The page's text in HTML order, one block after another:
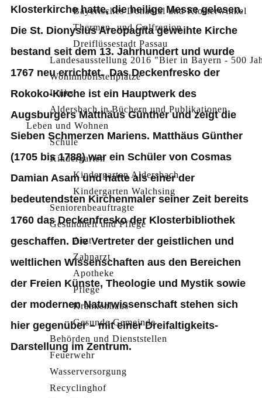
Bayerisches Donautal und Klosterwinkel
Thermen- und Golfregion
Dreiflüssestadt Passau
Landesausstellung 2016 "Bier in Bayern - 500
Wohnmobilstellplätze
Links
Aldersbach in Büchern und Publikationen
Leben und Wohnen
Schule
Kindergarten
Kindergarten Aldersbach
Kindergarten Walchsing
Seniorenbeauftragte
Gesundheit und Pflege
Arzt
Zahnarzt
Apotheke
Pflege
Krankenhaus
Gesunde Gemeinde
Behörden und Dienststellen
Feuerwehr
Wasserversorgung
Recyclinghof
Klosterkirche hatte, die heilige Messe gelesen.
Die St. Dionysius Areopagita geweihte Kirche
bestand seit dem 13. Jahrhundert und wurde
1767 neu errichtet. Das Deckenfresko der
Rokoko-Kirche ist ein Hauptwerk des
Augsburgers Matthäus Günther und zeigt die
Sieben Schmerzen Mariens. Matthäus Günther
(1705 bis 1788) war ein Schüler von Cosmas
Damian Asam und hatte als einer der
bedeutendsten Kirchenmaler seiner Zeit bereits
1760 das Deckenfresko der Klosterbibliothek
geschaffen. Die Vertreter der geistlichen und
weltlichen Wissenschaften aus den Bereichen
der Freien Künste, Theologie und Mystik sowie
der modernen Naturwissenschaft stehen sich
hier gegenüber – mit einer Dreifaltigkeits-
Darstellung im Zentrum.